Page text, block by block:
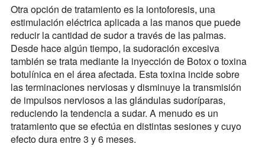
Otra opción de tratamiento es la iontoforesis, una
estimulación eléctrica aplicada a las manos que puede
reducir la cantidad de sudor a través de las palmas.
Desde hace algún tiempo, la sudoración excesiva
también se trata mediante la inyección de Botox o toxina
botulínica en el área afectada. Esta toxina incide sobre
las terminaciones nerviosas y disminuye la transmisión
de impulsos nerviosos a las glándulas sudoríparas,
reduciendo la tendencia a sudar. A menudo es un
tratamiento que se efectúa en distintas sesiones y cuyo
efecto dura entre 3 y 6 meses.